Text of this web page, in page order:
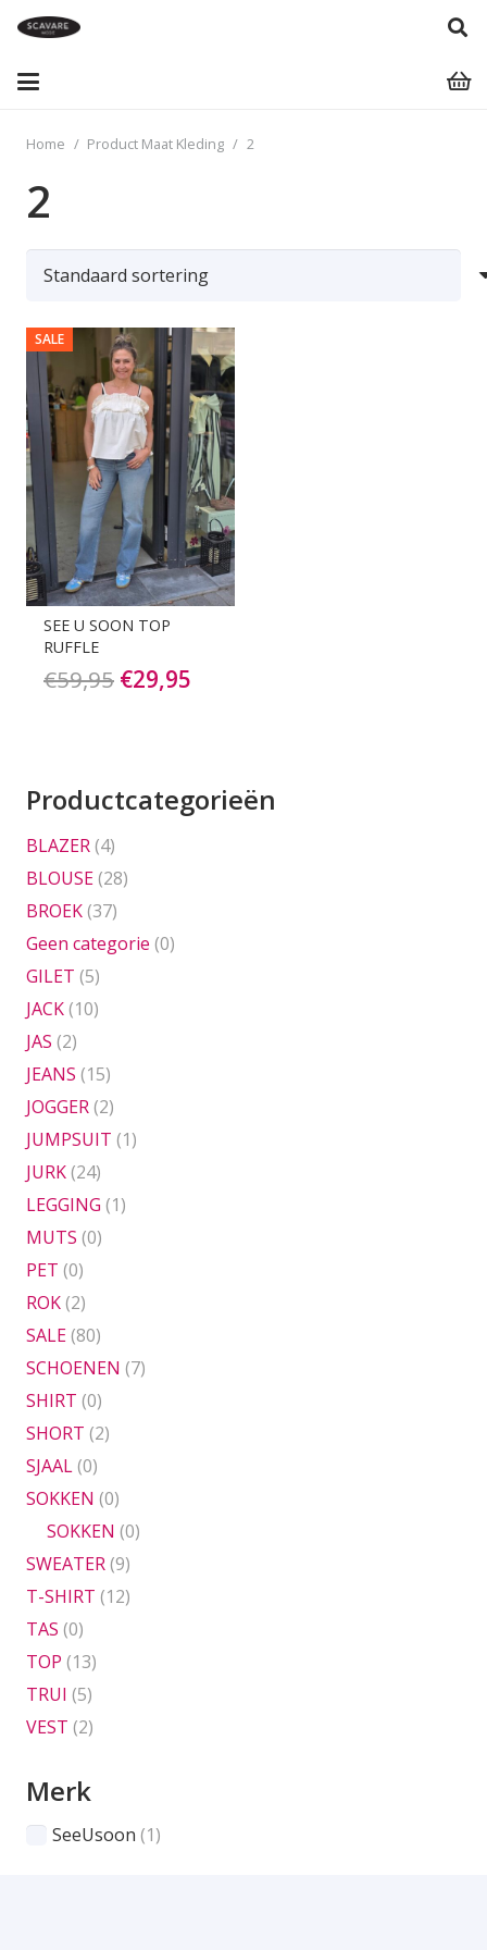
Home / Product Maat Kleding / 2
2
SALE
SEE U SOON TOP
RUFFLE
€59,95 Oorspronkelijke
€29,95
Productcategorieën
BLAZER(4)
BLOUSE(28)
BROEK(37)
Geen categorie (0)
GILET (5)
JACK(10)
JAS (2)
JEANS (15)
JOGGER(2)
JUMPSUIT (1)
JURK(24)
LEGGING (1)
MUTS (0)
PET (0)
ROK(2)
SALE(80)
SCHOENEN (7)
SHIRT (0)
SHORT (2)
SJAAL(0)
SOKKEN (0)
SOKKEN (0)
SWEATER(9)
T-SHIRT (12)
TAS (0)
TOP (13)
TRUI (5)
VEST (2)
Merk
SeeUsoon (1)